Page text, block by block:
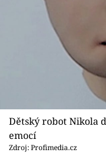
Sledujte prima+
Sledujte nás
Dětský robot Nikola
emocí
Zdroj: Profimedia.cz